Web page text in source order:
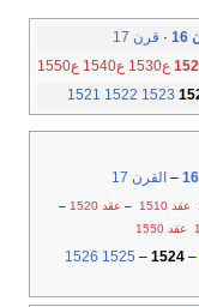
· قرن 17
ع1530 ع1540 ع1550
1521 1522 1523
– القرن 17
عقد 1510 – عقد 1520
–
عقد 1550
–
1524
–
1525
1526